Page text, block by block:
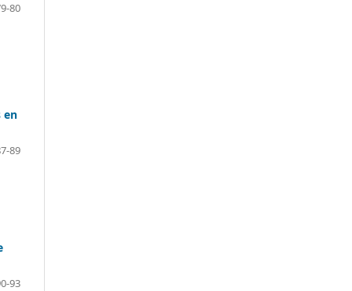
80
en
89
93